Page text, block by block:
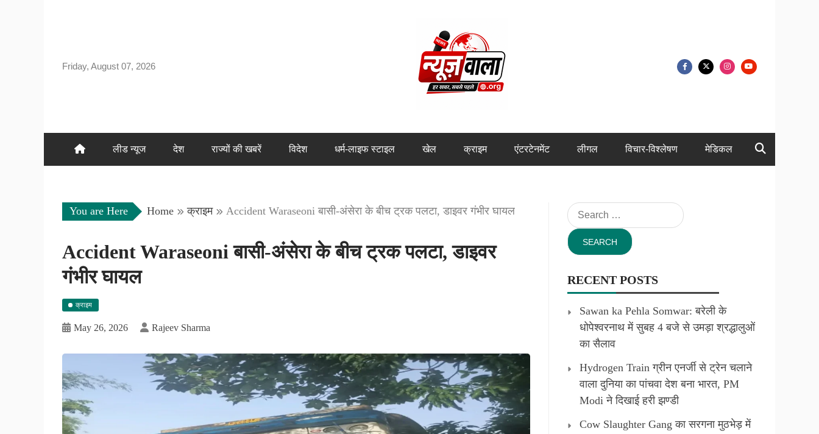
Friday, August 07, 2026
लीड न्यूज देश राज्यों की खबरें विदेश धर्म-लाइफ स्टाइल खेल क्राइम एंटरटेनमेंट लीगल विचार-विश्लेषण मेडिकल
You are Here Home क्राइम Accident Waraseoni बासी-अंसेरा के बीच ट्रक पलटा, डाइवर गंभीर घायल
Accident Waraseoni बासी-अंसेरा के बीच ट्रक पलटा, डाइवर
गंभीर घायल
क्राइम
May 26, 2026 Rajeev Sharma
Search
for:
RECENT POSTS
Sawan ka Pehla Somwar: बरेली के
धोपेश्वरनाथ में सुबह 4 बजे से उमड़ा श्रद्धालुओं
का सैलाव
Hydrogen Train ग्रीन एनर्जी से ट्रेन चलाने
वाला दुनिया का पांचवा देश बना भारत, PM
Modi ने दिखाई हरी झण्डी
Cow Slaughter Gang का सरगना मुठभेड़ में